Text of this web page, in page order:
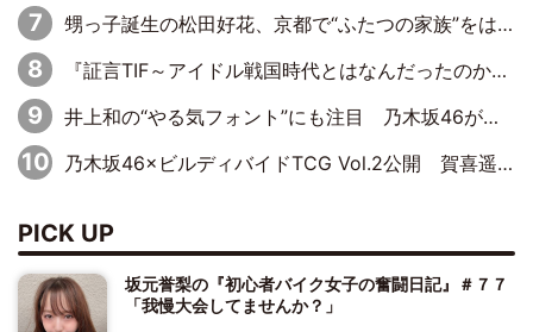
甥っ子誕生の松田好花、京都で“ふたつの家族”をはしご！ “母”黒谷友香に見送られ、“父”松岡昌宏とはハシゴ酒
『証言TIF～アイドル戦国時代とはなんだったのか～』第10回：さくら学院・武藤彩未×飯田らうら「正直、中3で辞めるというのを信じてなくて。そう言われてはいたけど、嘘でしょって」
井上和の“やる気フォント”にも注目 乃木坂46が挑んだ書道パフォーマンスの舞台裏
乃木坂46×ビルディバイドTCG Vol.2公開 賀喜遥香＆田村真佑が『京まふ』ステージに登壇
PICK UP
坂元誉梨の『初心者バイク女子の奮闘日記』＃７７
「我慢大会してませんか？」